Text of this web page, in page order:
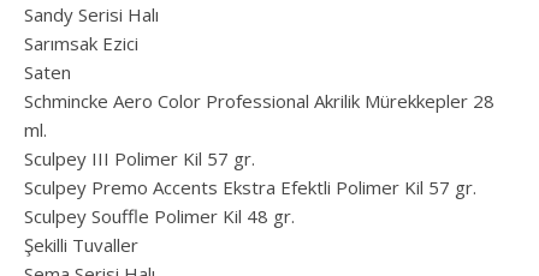
Sandy Serisi Halı
Sarımsak Ezici
Saten
Schmincke Aero Color Professional Akrilik Mürekkepler 28
ml.
Sculpey III Polimer Kil 57 gr.
Sculpey Premo Accents Ekstra Efektli Polimer Kil 57 gr.
Sculpey Souffle Polimer Kil 48 gr.
Şekilli Tuvaller